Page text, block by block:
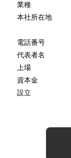
業種
本社所在地
電話番号
代表者名
上場
資本金
設立